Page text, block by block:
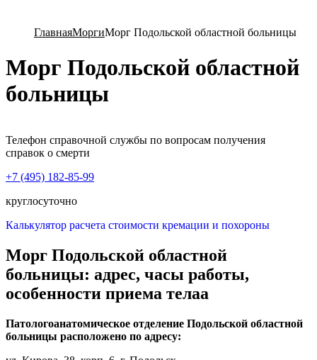
ГлавнаяМоргиМорг Подольской областной больницы
Морг Подольской областной
больницы
Телефон справочной службы по вопросам получения
справок о смерти
+7 (495) 182-85-99
круглосуточно
Калькулятор расчета стоимости кремации и похороны
Морг Подольской областной
больницы: адрес, часы работы,
особенности приема телаа
Патологоанатомическое отделение Подольской областной
больницы расположено по адресу: